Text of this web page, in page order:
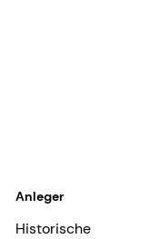
Anleger
Historische